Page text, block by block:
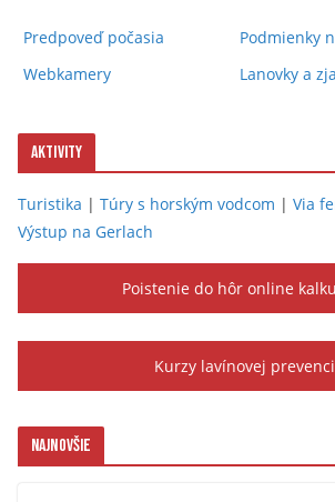
Predpoveď počasia
Webkamery
Podmienky
Lanovky a
Aktivity
Turistika | Túry s horským vodcom | Via
Výstup na Gerlach
Poistenie do hôr online
Kurzy lavínovej
Najnovšie